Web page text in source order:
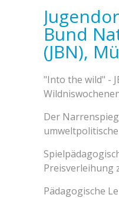
Bund
(JBN),
"Into the wild" -
Der
Preisverleihung
Pädagogische